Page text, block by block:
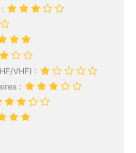
2 Canaux,
: Avec
de canaux
de sécurité, vos
communiquent
interférence
Conçus pour
nos talkies-walkies
ont seulement 3
et changement de
VHF) :
: